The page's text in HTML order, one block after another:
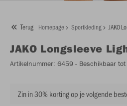
Terug Homepage Sportkleding JAKO
JAKO Longsleeve
Artikelnummer: 6459 - Beschikbaar
Zin in 30% korting op je volgende